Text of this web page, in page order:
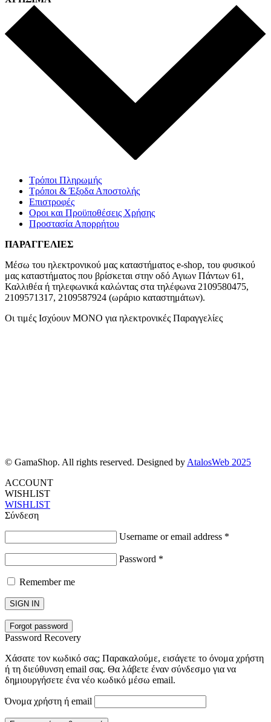
Τρόποι Πληρωμής
Τρόποι & Έξοδα Αποστολής
Επιστροφές
Οροι και Προϋποθέσεις Χρήσης
Προστασία Απορρήτου
ΠΑΡΑΓΓΕΛΙΕΣ
Μέσω του ηλεκτρονικού μας καταστήματος e-shop, του φυσικού
μας καταστήματος που βρίσκεται στην οδό Αγιων Πάντων 61,
Καλλιθέα ή τηλεφωνικά καλώντας στα τηλέφωνα 2109580475,
2109571317, 2109587924 (ωράριο καταστημάτων).
Οι τιμές Ισχύουν ΜΟΝΟ για ηλεκτρονικές Παραγγελίες
© GamaShop. All rights reserved. Designed by AtalosWeb 2025
ACCOUNT
WISHLIST
WISHLIST
Σύνδεση
Username or email address *
Password *
Remember me
SIGN IN
Forgot password
Password Recovery
Χάσατε τον κωδικό σας; Παρακαλούμε, εισάγετε το όνομα χρήστη
ή τη διεύθυνση email σας. Θα λάβετε έναν σύνδεσμο για να
δημιουργήσετε ένα νέο κωδικό μέσω email.
Όνομα χρήστη ή email